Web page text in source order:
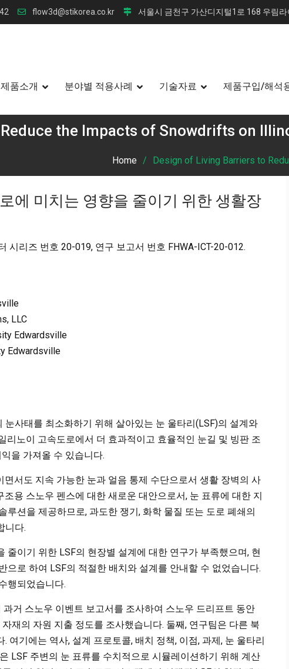
flow3d@stikorea.co.kr 서울시 금천구 가산디지털1로 168 우림
제품소개 분야별 적용사례 기술자료 제품구입/해석
the Impacts of Snowdrifts on
Home Design of Living Barriers to
에 미치는 영향을 줄이기 위한 생활장
시리즈 번호 20-019, 연구 보고서 번호 FHWA-ICT-20-012.
LLC
Edwardsville
Edwardsville
사태를 최소화하기 위해 살아있는 눈 울타리(LSF)의 설계와
리노이 고속도로에서 더 효과적이고 효율적인 눈길 및 빙판 조
을 가져올 수 있습니다.
서도 지속 가능한 눈과 얼음 통제 수단으로서 생활 장벽의 사
용 스노우 펜스에 대한 새로운 대안으로서, 눈 표류에 대한 지
루션을 제공하므로, 과도한 쟁기, 화학 물질 또는 도로 폐쇄의
니다.
줄이기 위한 LSF의 현장별 설계에 대한 연구가 부족했으며, 현
으로 하여 LSF의 적절한 배치와 설계를 안내할 수 없었습니다.
행되었습니다.
거 스노우 이벤트 보고서를 조사하여 스노우 드리프트 동안
재의 자원 지출 정도를 조사했습니다. 둘째, 연구팀은 다른 북
여기에는 역사, 설계 프로토콜, 배치 정책, 이점, 과제, 눈 울타리
LSF 주변의 눈 표류를 수치적으로 시뮬레이션하기 위해 계산